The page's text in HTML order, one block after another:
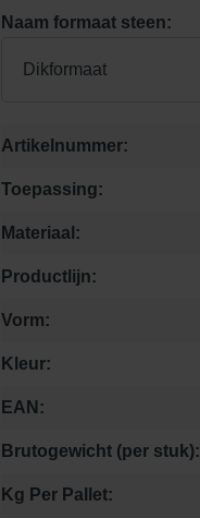
Naam formaat steen:
Dikformaat
Artikelnummer:
Toepassing:
Materiaal:
Productlijn:
Vorm:
Kleur:
EAN:
Brutogewicht (per stuk):
Kg Per Pallet: